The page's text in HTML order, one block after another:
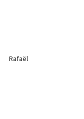
Rafaël